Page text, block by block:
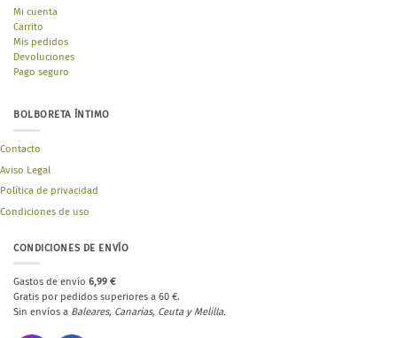
Mi cuenta
Carrito
Mis pedidos
Devoluciones
Pago seguro
BOLBORETA ÍNTIMO
Contacto
Aviso Legal
Política de privacidad
Condiciones de uso
CONDICIONES DE ENVÍO
Gastos de envío 6,99 €
Gratis por pedidos superiores a 60 €.
Sin envíos a Baleares, Canarias, Ceuta y Melilla.